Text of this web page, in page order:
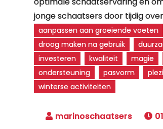
jonge schaatsers door tijdig
aanpassen aan groeiende voeten
droog maken na gebruik
investeren
kwaliteit magie
ondersteuning
pasvorm
winterse activiteiten